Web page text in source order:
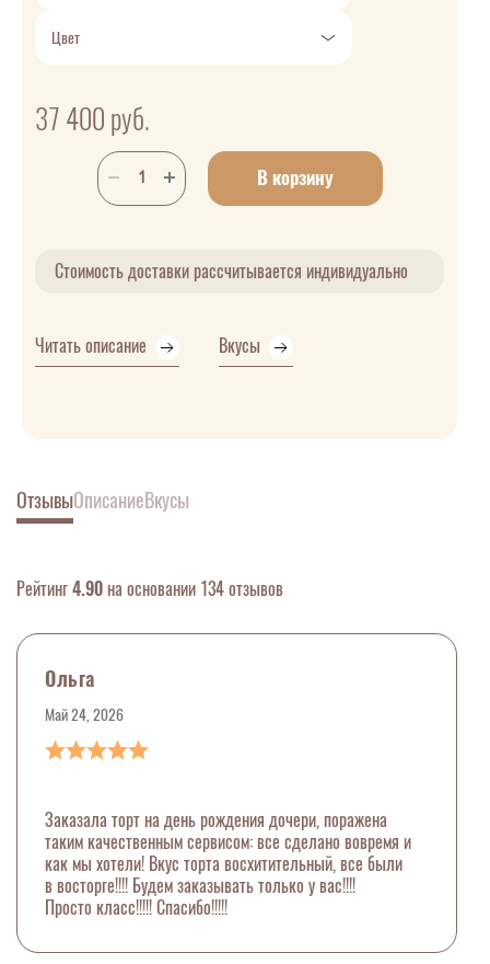
Цвет
37 400 руб.
В корзину
Стоимость доставки рассчитывается индивидуально
Читать описание Вкусы
ОтзывыОписаниеВкусы
Рейтинг4.90 на основании 134 отзывов
Ольга
Май 24, 2026
Заказала торт на день рождения дочери, поражена
таким качественным сервисом: все сделано вовремя и
как мы хотели! Вкус торта восхитительный, все были
в восторге!!!! Будем заказывать только у вас!!!!
Просто класс!!!!! Спасибо!!!!!